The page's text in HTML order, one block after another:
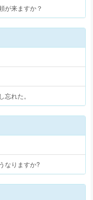
が来ますか？
れた。
なりますか?